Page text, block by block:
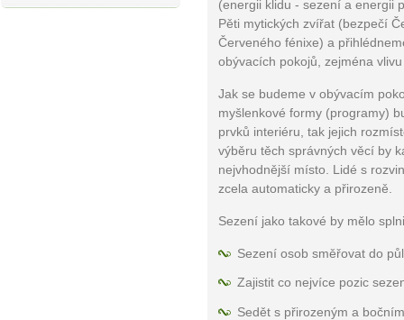
(energii klidu - sezení a energii
Pěti mytických zvířat (bezpečí
Červeného fénixe) a
obývacích pokojů, zejména
Jak se budeme v obývacím
myšlenkové formy (programy)
prvků interiéru, tak jejich
výběru těch správných věcí by
nejvhodnější místo. Lidé s
zcela automaticky a přirozeně.
Sezení jako takové by mělo
Sezení osob směřovat do
Zajistit co nejvíce pozic
Sedět s přirozeným a